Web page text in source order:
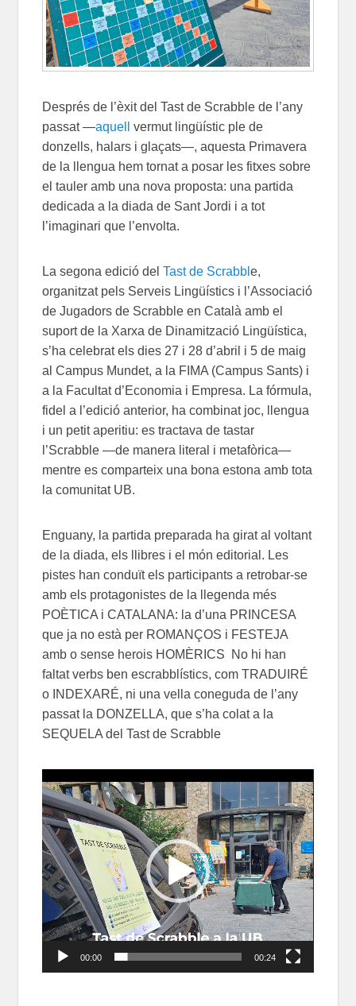
Després de l’èxit del Tast de Scrabble de l’any
passat —aquell
vermut lingüístic ple de
donzells, halars i glaçats—, aquesta Primavera
de la llengua hem tornat a posar les fitxes sobre
el tauler amb una nova proposta: una partida
dedicada a la diada de Sant Jordi i a tot
l’imaginari que l’envolta.
La segona edició delTast de Scrabble,
organitzat pels Serveis Lingüístics i l’Associació
de Jugadors de Scrabble en Català amb el
suport de la Xarxa de Dinamització Lingüística,
s’ha celebrat els dies 27 i 28 d’abril i 5 de maig
al Campus Mundet, a la FIMA (Campus Sants) i
a la Facultat d’Economia i Empresa. La fórmula,
fidel a l’edició anterior, ha combinat joc, llengua
i un petit aperitiu: es tractava de tastar
l’Scrabble —de manera literal i metafòrica—
mentre es comparteix una bona estona amb tota
la comunitat UB.
Enguany, la partida preparada ha girat al voltant
de la diada, els llibres i el món editorial. Les
pistes han conduït els participants a retrobar-se
amb els protagonistes de la llegenda més
POÈTICA i CATALANA: la d’una PRINCESA
que ja no està per ROMANÇOS i FESTEJA
amb o sense herois HOMÈRICS No hi han
faltat verbs ben escrabblístics, com TRADUIRÉ
o INDEXARÉ, ni una vella coneguda de l’any
passat la DONZELLA, que s’ha colat a la
SEQUELA del Tast de Scrabble
de
vídeo
00:00 00:24